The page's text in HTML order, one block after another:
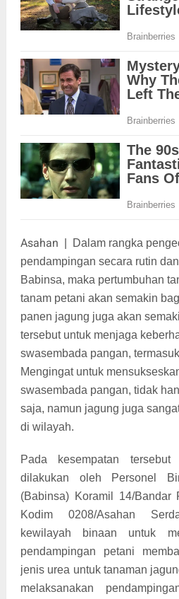
Asahan
Dalam rangka
pendampingan secara rutin
Babinsa, maka pertumbuhan
tanam petani akan semakin
panen jagung juga akan
tersebut untuk menjaga
swasembada pangan,
Mengingat untuk
swasembada pangan, tidak
saja, namun jagung juga
di wilayah.
Pada kesempatan
dilakukan oleh Personel
(Babinsa) Koramil 14/Bandar
Kodim 0208/Asahan
kewilayah binaan untuk
pendampingan petani
jenis urea untuk tanaman
melaksanakan